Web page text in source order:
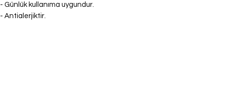
- Günlük kullanıma uygundur.
- Antialerjiktir.